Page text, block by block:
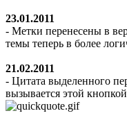
23.01.2011
- Метки перенесены в
темы теперь в более
21.02.2011
- Цитата выделенного
вызывается этой